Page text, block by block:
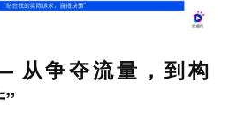
从争夺流量，到构